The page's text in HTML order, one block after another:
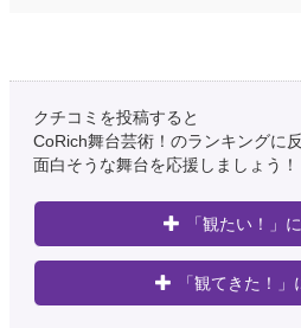
クチコミを投稿すると
CoRich舞台芸術！のランキングに
面白そうな舞台を応援しましょう！
「観たい！」
「観てきた！」